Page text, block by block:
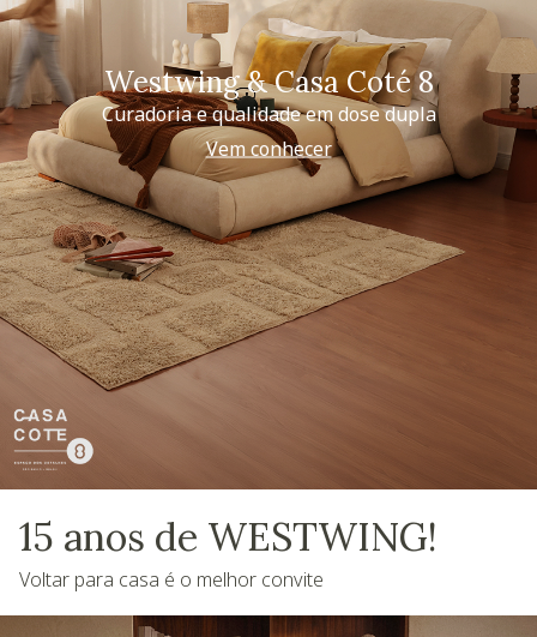
Westwing & Casa Coté 8
Curadoria e qualidade em dose dupla
Vem conhecer
15 anos de WESTWING!
Voltar para casa é o melhor convite